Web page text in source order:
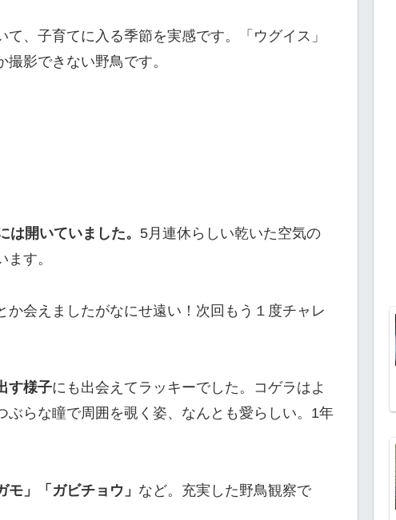
て、子育てに入る季節を実感です。「ウグイス」
影できない野鳥です。
開いていました。 5月連休らしい乾いた空気の
す。
か会えましたがなにせ遠い！次回もう１度チャレ
す様子にも出会えてラッキーでした。コゲラはよ
ぶらな瞳で周囲を覗く姿、なんとも愛らしい。1年
モ」「ガビチョウ」 など。充実した野鳥観察で